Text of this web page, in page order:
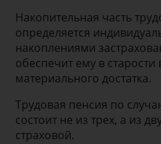
Накопительная часть
определяется
накоплениями
обеспечит ему в
материального достатка.
Трудовая пенсия по
состоит не из трех, а из
страховой.